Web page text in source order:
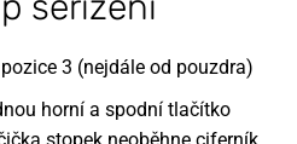
3 (nejdále od pouzdra)
horní a spodní tlačítko